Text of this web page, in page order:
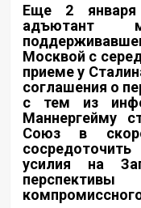
Еще 2 января
адъютант
Москвой с
приеме у
соглашения о
с тем из
Маннергейму
Союз в
усилия на